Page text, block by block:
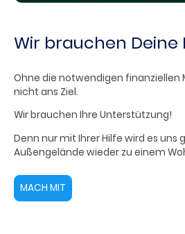
Wir brauchen Deine
Ohne die notwendigen finanziellen
nicht ans Ziel.
Wir brauchen Ihre Unterstützung!
Denn nur mit Ihrer Hilfe wird es uns
Außengelände wieder zu einem
MACH MIT